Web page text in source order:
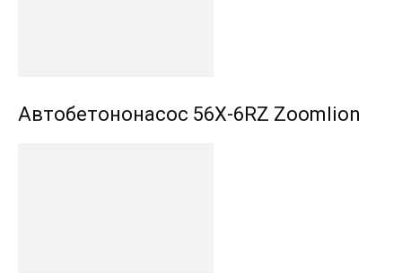
Автобетононасос 56X-6RZ Zoomlion